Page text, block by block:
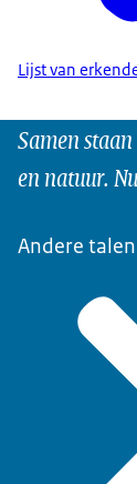
Lijst van
Samen
en natuur.
Andere talen